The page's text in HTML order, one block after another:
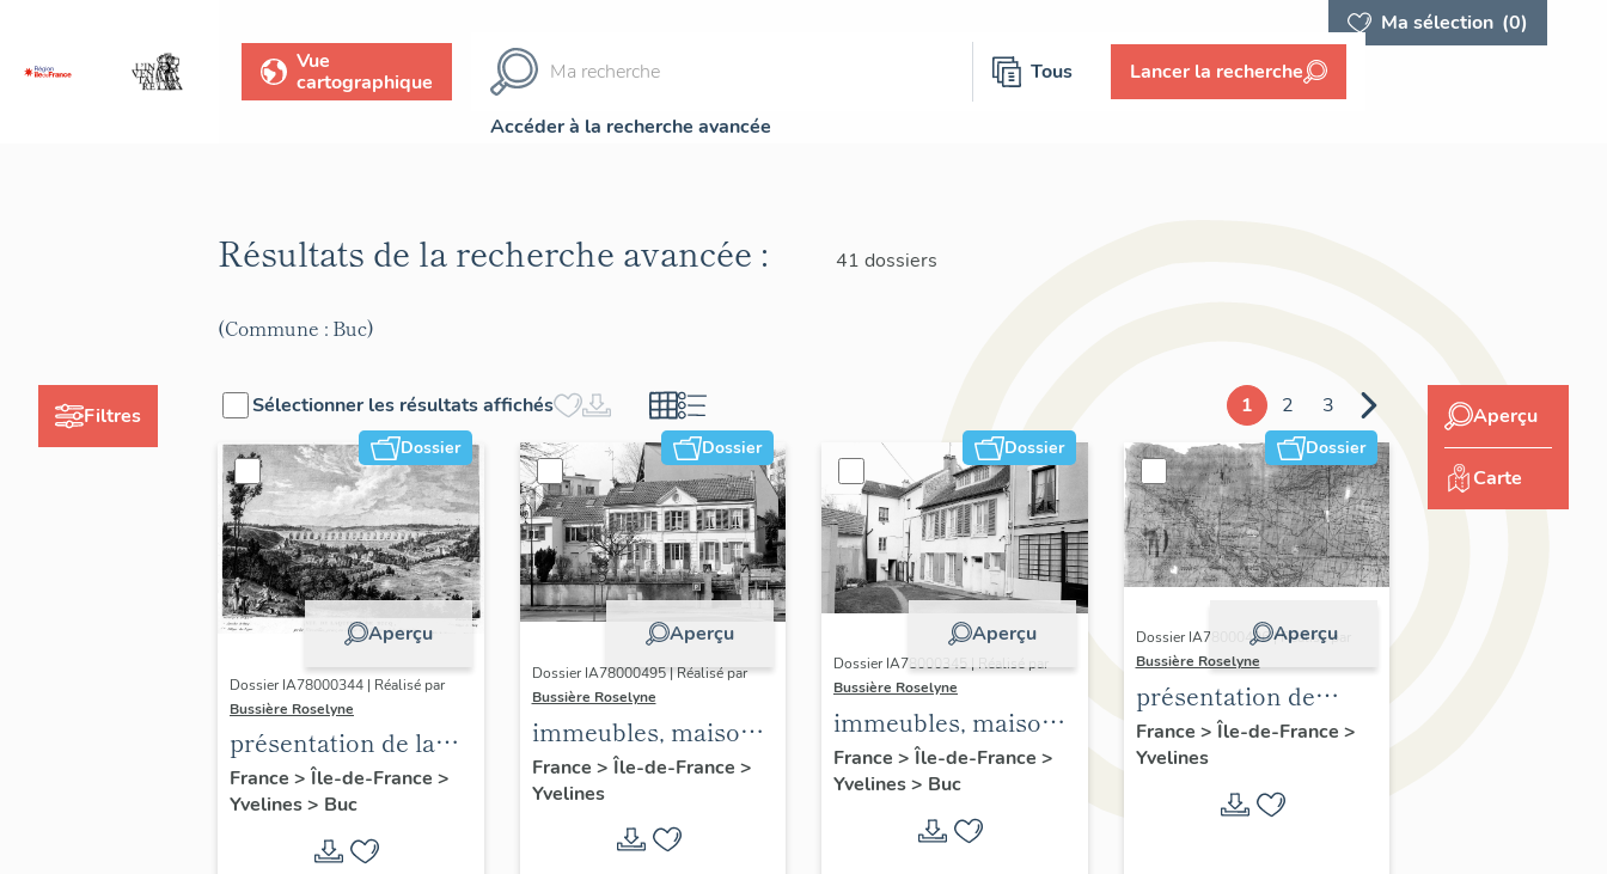
Ma sélection (0)
Vue
cartographique
Tous Lancer la recherche
Accéder à la recherche avancée
Filtres
Résultats de la recherche avancée : 41 dossiers
(Commune : Buc)
Sélectionner les résultats affichés 1 2 3
Dossier
Aperçu
Dossier IA78000344 | Réalisé par
Bussière Roselyne
présentation de la
commune de Buc
France > Île-de-France >
Yvelines> Buc
Dossier
Aperçu
Dossier IA78000495 | Réalisé par
Bussière Roselyne
immeubles, maisons,
fermes
France > Île-de-France >
Yvelines
Dossier
Aperçu
Dossier IA78000345 | Réalisé par
Bussière Roselyne
immeubles, maisons,
fermes
France > Île-de-France >
Yvelines> Buc
Dossier
Aperçu
Dossier IA78000496 | Réalisé par
Bussière Roselyne
présentation de
l'étude du
patrimoine de l'aire
d'étude Versailles
périphérie sud
France > Île-de-France >
Yvelines
Aperçu
Carte